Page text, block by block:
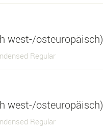
west-/osteuropäisch)
Regular
west-/osteuropäisch)
Regular